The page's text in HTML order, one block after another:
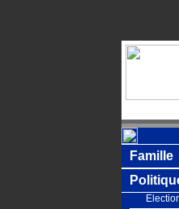
Famille